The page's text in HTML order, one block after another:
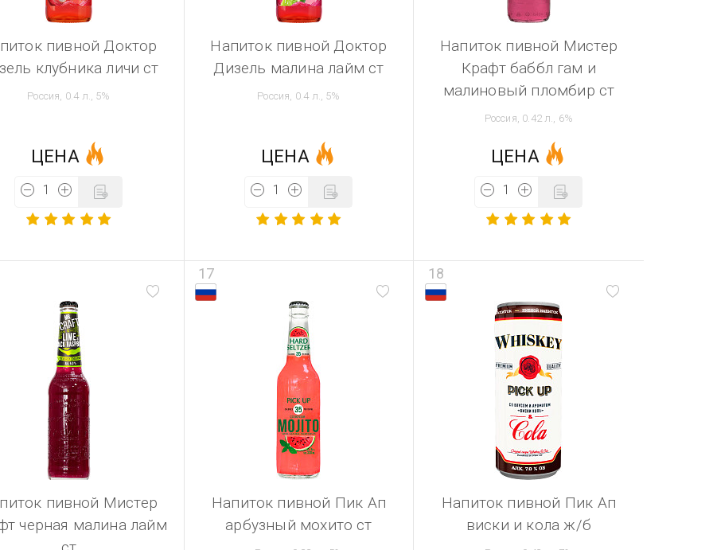
пивной Доктор
клубника личи ст
Россия, 0.4 л., 5%
ЦЕНА
Напиток пивной Доктор
Дизель малина лайм ст
Россия, 0.4 л., 5%
ЦЕНА
Напиток пивной Мистер
Крафт баббл гам и
малиновый пломбир ст
Россия, 0.42 л., 6%
ЦЕНА
пивной Мистер
черная малина лайм
17
Напиток пивной Пик Ап
арбузный мохито ст
18
Напиток пивной Пик Ап
виски и кола ж/б